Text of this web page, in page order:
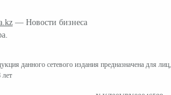
— Новости бизнеса
данного сетевого издания предназначена для лиц,
лет